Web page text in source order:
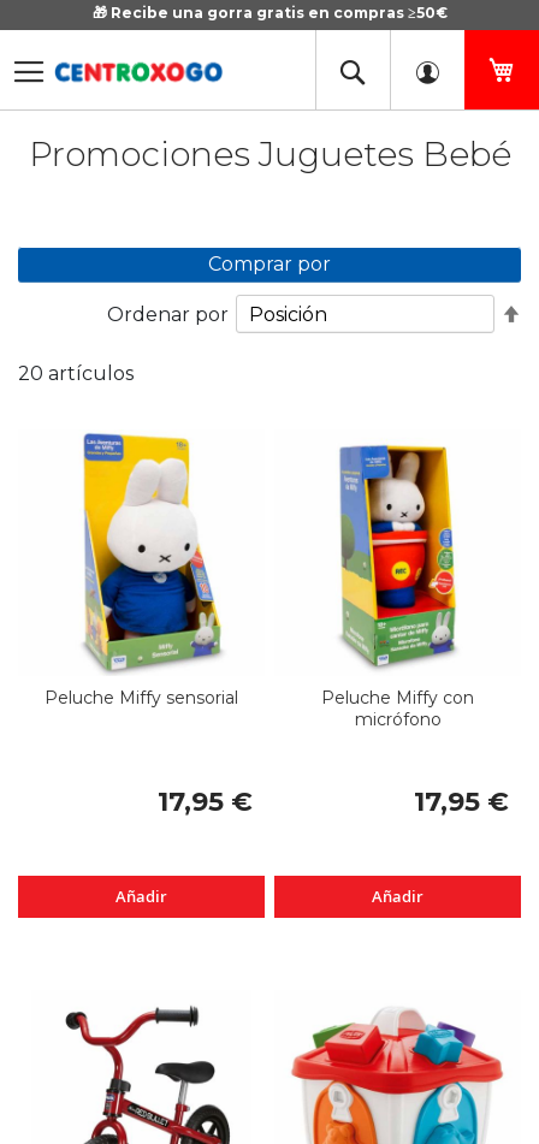
🎁 Recibe una gorra gratis en compras ≥50€
Ir
Promociones Juguetes Bebé
20 artículos
Ordenar por
Peluche Miffy sensorial
17,95 €
Añadir
Peluche Miffy con
micrófono
17,95 €
Añadir
Comprar por